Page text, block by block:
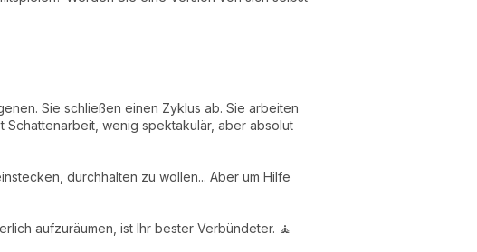
Sie schließen einen Zyklus ab. Sie arbeiten
Schattenarbeit, wenig spektakulär, aber absolut
durchhalten zu wollen... Aber um Hilfe
aufzuräumen, ist Ihr bester Verbündeter. 🧘